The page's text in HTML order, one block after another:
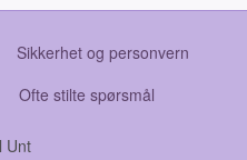
Sikkerhet og personvern
Ofte stilte spørsmål
Unt